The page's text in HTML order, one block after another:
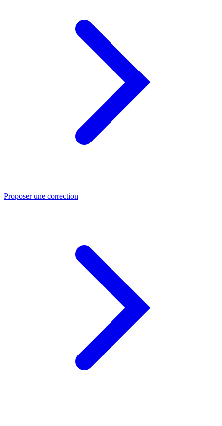
Proposer une correction